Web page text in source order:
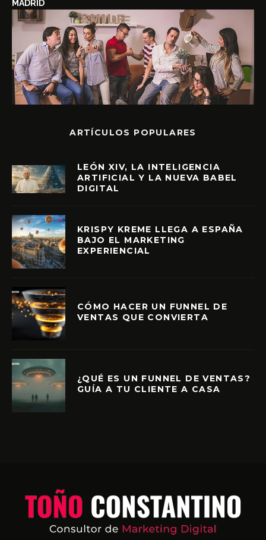
MADRID
ARTÍCULOS POPULARES
LEÓN XIV, LA INTELIGENCIA
ARTIFICIAL Y LA NUEVA BABEL
DIGITAL
KRISPY KREME LLEGA A ESPAÑA
BAJO EL MARKETING
EXPERIENCIAL
CÓMO HACER UN FUNNEL DE
VENTAS QUE CONVIERTA
¿QUÉ ES UN FUNNEL DE VENTAS?
GUÍA A TU CLIENTE A CASA